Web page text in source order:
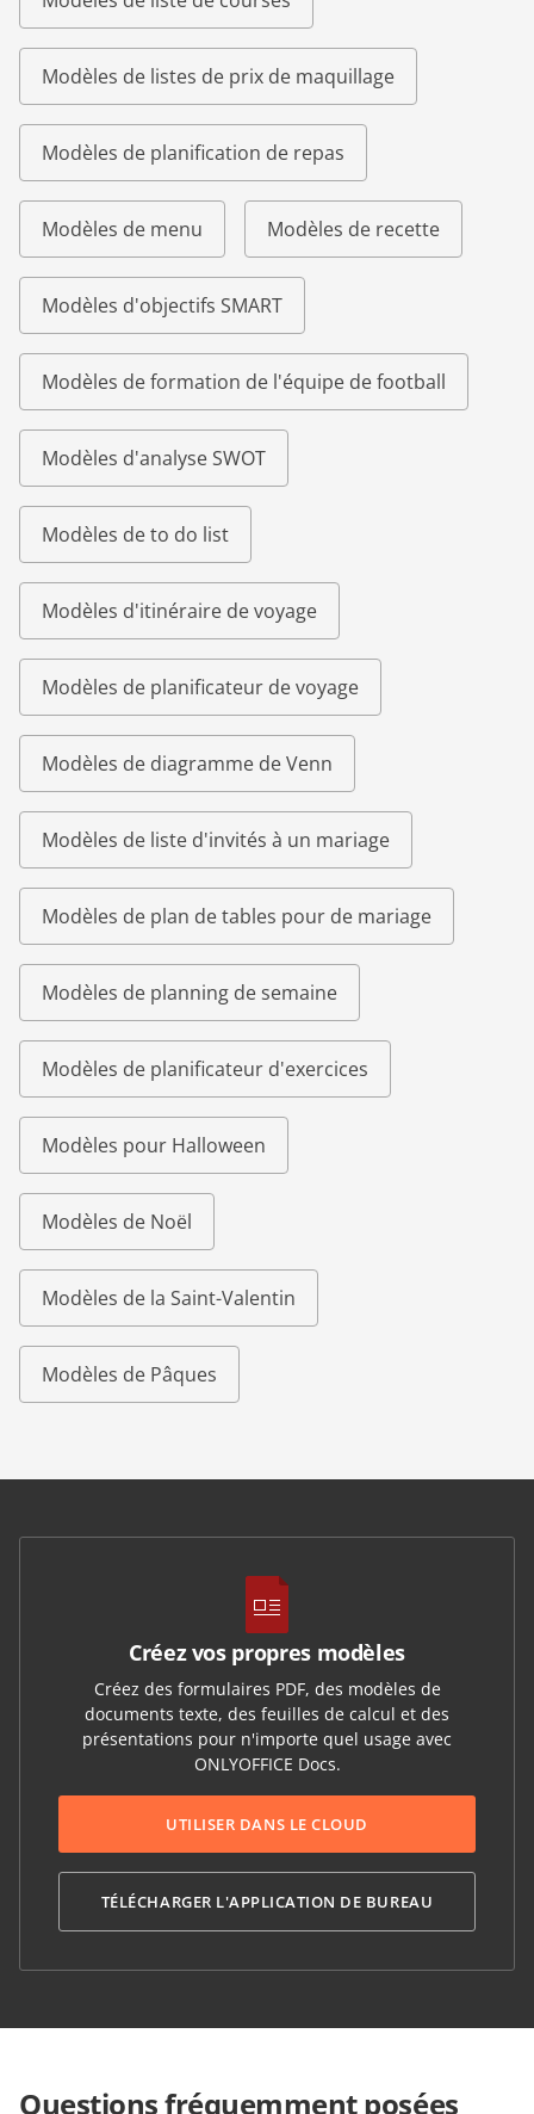
Modèles de listes de prix de maquillage
Modèles de planification de repas
Modèles de menu Modèles de recette
Modèles d'objectifs SMART
Modèles de formation de l'équipe de football
Modèles d'analyse SWOT
Modèles de to do list
Modèles d'itinéraire de voyage
Modèles de planificateur de voyage
Modèles de diagramme de Venn
Modèles de liste d'invités à un mariage
Modèles de plan de tables pour de mariage
Modèles de planning de semaine
Modèles de planificateur d'exercices
Modèles pour Halloween
Modèles de Noël
Modèles de la Saint-Valentin
Modèles de Pâques
Créez vos propres modèles
Créez des formulaires PDF, des modèles de
documents texte, des feuilles de calcul et des
présentations pour n'importe quel usage avec
ONLYOFFICE Docs.
UTILISER DANS LE CLOUD
TÉLÉCHARGER L'APPLICATION DE BUREAU
Questions fréquemment posées